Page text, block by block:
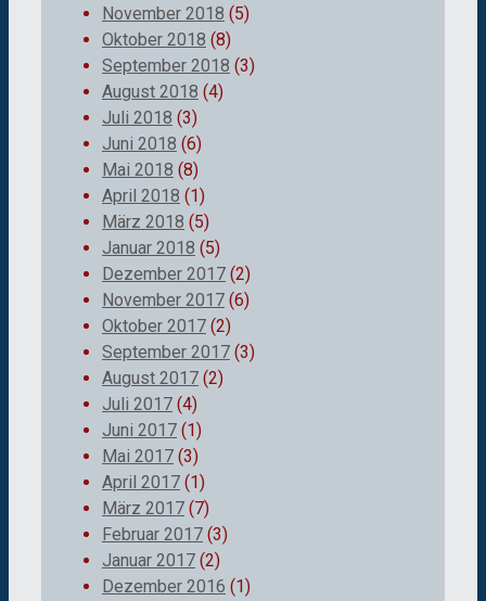
November 2018 (5)
Oktober 2018 (8)
September 2018 (3)
August 2018 (4)
Juli 2018 (3)
Juni 2018 (6)
Mai 2018 (8)
April 2018 (1)
März 2018 (5)
Januar 2018 (5)
Dezember 2017 (2)
November 2017 (6)
Oktober 2017 (2)
September 2017 (3)
August 2017 (2)
Juli 2017 (4)
Juni 2017 (1)
Mai 2017 (3)
April 2017 (1)
März 2017 (7)
Februar 2017 (3)
Januar 2017 (2)
Dezember 2016 (1)